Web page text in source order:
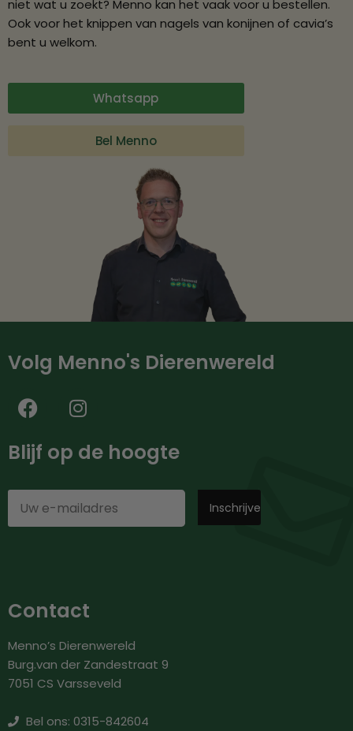
niet wat u zoekt? Menno kan het vaak voor u bestellen.
Ook voor het knippen van nagels van konijnen of cavia’s
bent u welkom.
Whatsapp
Bel Menno
Volg Menno's Dierenwereld
Blijf op de hoogte
Contact
Menno’s Dierenwereld
Burg.van der Zandestraat 9
7051 CS Varsseveld
Bel ons: 0315-842604